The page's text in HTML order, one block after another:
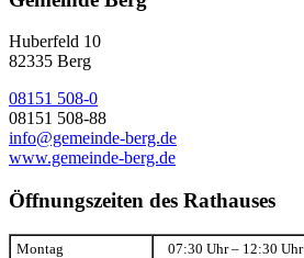
Huberfeld 10
82335 Berg
08151 508-0
08151 508-88
info@gemeinde-berg.de
www.gemeinde-berg.de
Öffnungszeiten des Rathauses
Montag 07:30 Uhr – 12:30 Uhr